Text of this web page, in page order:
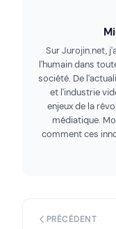
Sur Jurojin.net,
l'humain dans
société. De
et l'industrie
enjeux de la
médiatique.
comment ces
PRÉCÉDENT